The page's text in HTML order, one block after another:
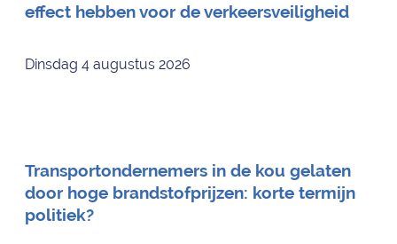
effect hebben voor de verkeersveiligheid
Dinsdag 4 augustus 2026
Transportondernemers in de kou gelaten
door hoge brandstofprijzen: korte termijn
politiek?